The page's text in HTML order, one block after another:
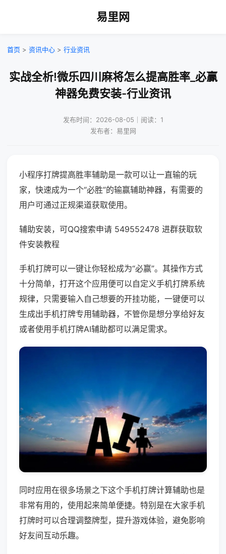
易里网
首页 > 资讯中心 > 行业资讯
实战全析!微乐四川麻将怎么提高胜率_必赢
神器免费安装-行业资讯
发布时间：2026-08-05｜阅读：1
发布者：易里网
小程序打牌提高胜率辅助是一款可以让一直输的玩
家，快速成为一个“必胜”的输赢辅助神器，有需要的
用户可通过正规渠道获取使用。
辅助安装，可QQ搜索申请 549552478 进群获取软
件安装教程
手机打牌可以一键让你轻松成为“必赢”。其操作方式
十分简单，打开这个应用便可以自定义手机打牌系统
规律，只需要输入自己想要的开挂功能，一键便可以
生成出手机打牌专用辅助器，不管你是想分享给好友
或者使用手机打牌AI辅助都可以满足需求。
同时应用在很多场景之下这个手机打牌计算辅助也是
非常有用的，使用起来简单便捷。特别是在大家手机
打牌时可以合理调整牌型，提升游戏体验，避免影响
好友间互动乐趣。